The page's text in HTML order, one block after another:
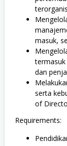
masuk,
dan
serta
of
Requirements: